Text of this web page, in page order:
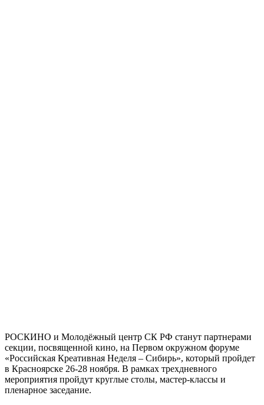
РОСКИНО и Молодёжный центр СК РФ станут партнерами
секции, посвященной кино, на Первом окружном форуме
«Российская Креативная Неделя – Сибирь», который пройдет
в Красноярске 26-28 ноября. В рамках трехдневного
мероприятия пройдут круглые столы, мастер-классы и
пленарное заседание.